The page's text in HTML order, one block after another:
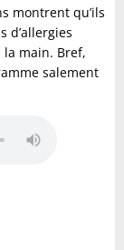
montrent qu’ils
d’allergies
main. Bref,
salement